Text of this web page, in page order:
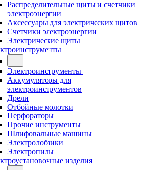
Распределительные щиты и счетчики
электроэнергии
Аксессуары для электрических щитов
Счетчики электроэнергии
Электрические щиты
Электроинструменты
Аккумуляторы для
электроинструментов
Дрели
Отбойные молотки
Перфораторы
Прочие инструменты
Шлифовальные машины
Электролобзики
Электропилы
изделия